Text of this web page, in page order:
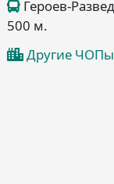
Героев-
500 м.
Другие ЧОПы